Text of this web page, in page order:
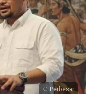
Perbesar